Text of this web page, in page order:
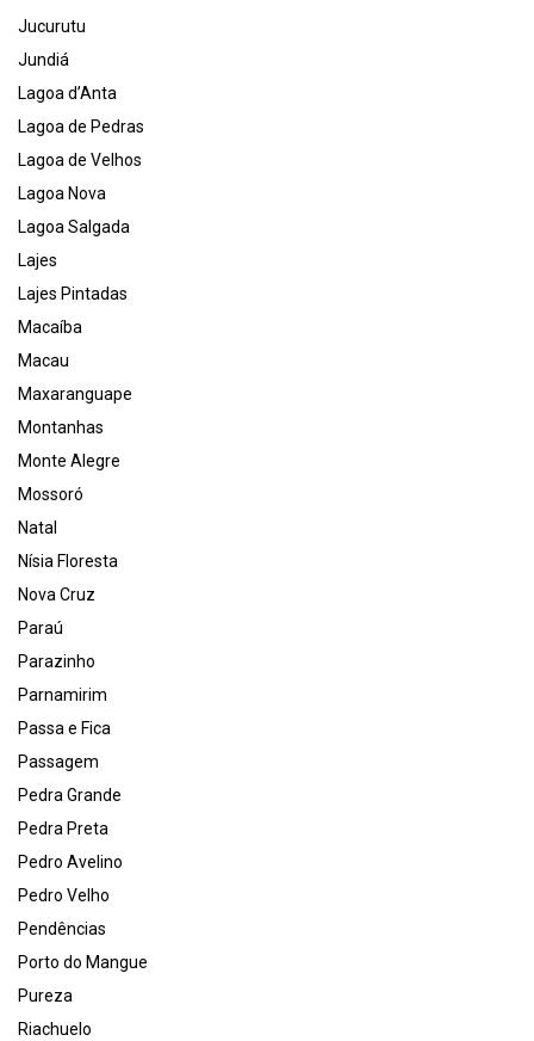
Jucurutu
Jundiá
Lagoa d’Anta
Lagoa de Pedras
Lagoa de Velhos
Lagoa Nova
Lagoa Salgada
Lajes
Lajes Pintadas
Macaíba
Macau
Maxaranguape
Montanhas
Monte Alegre
Mossoró
Natal
Nísia Floresta
Nova Cruz
Paraú
Parazinho
Parnamirim
Passa e Fica
Passagem
Pedra Grande
Pedra Preta
Pedro Avelino
Pedro Velho
Pendências
Porto do Mangue
Pureza
Riachuelo